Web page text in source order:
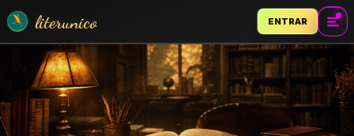
literunico ENTRAR